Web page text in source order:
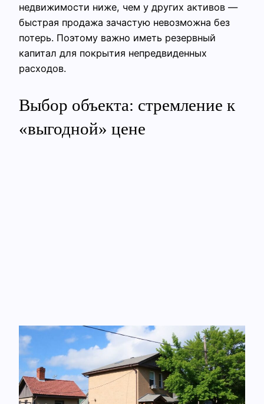
недвижимости ниже, чем у других активов —
быстрая продажа зачастую невозможна без
потерь. Поэтому важно иметь резервный
капитал для покрытия непредвиденных
расходов.
Выбор объекта: стремление к
«выгодной» цене